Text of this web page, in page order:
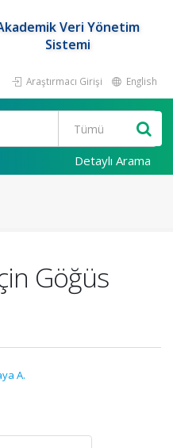
Veri Yönetim
Sistemi
Araştırmacı Girişi English
Detaylı Arama
Göğüs
A.